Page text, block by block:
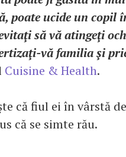
poate ucide un
să vă atingeţi
vă familia şi
Cuisine & Health.
că fiul ei în vârstă
că se simte rău.